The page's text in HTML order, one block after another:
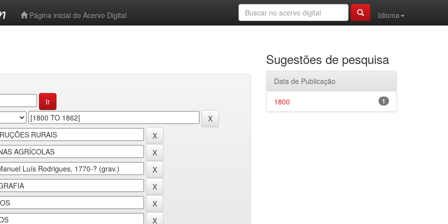
Página inicial do Acervo Digital
Idioma
Sugestões de pesquisa
Data de Publicação
1
1800